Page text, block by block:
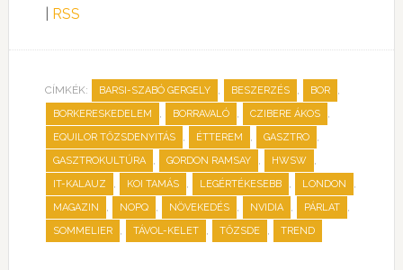
RSS
CÍMKÉK: BARSI-SZABÓ GERGELY , BESZERZÉS , BOR ,
BORKERESKEDELEM , BORRAVALÓ , CZIBERE ÁKOS ,
EQUILOR TŐZSDENYITÁS , ÉTTEREM , GASZTRO ,
GASZTROKULTÚRA , GORDON RAMSAY , HWSW ,
IT-KALAUZ , KOI TAMÁS , LEGÉRTÉKESEBB , LONDON ,
MAGAZIN , NOPQ , NÖVEKEDÉS , NVIDIA , PÁRLAT ,
SOMMELIER , TÁVOL-KELET , TŐZSDE , TREND